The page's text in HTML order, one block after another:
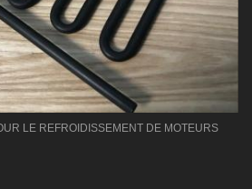
LE REFROIDISSEMENT DE MOTEURS